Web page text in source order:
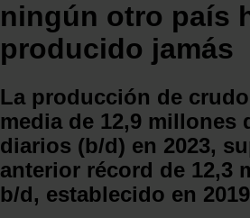
ningún otro país
producido jamás
La producción de
media de 12,9 millones
diarios (b/d) en 2023,
anterior récord de 12,3
b/d, establecido en